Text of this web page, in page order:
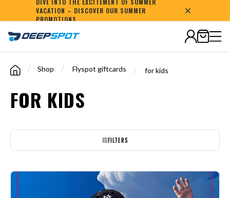
200,000+dives
DIVE INTO THE EXCITEMENT OF SUMMER
VACATION – DISCOVER OUR SUMMER
PROMOTIONS
/ Shop / Flyspot giftcards / for kids
FOR KIDS
FILTERS